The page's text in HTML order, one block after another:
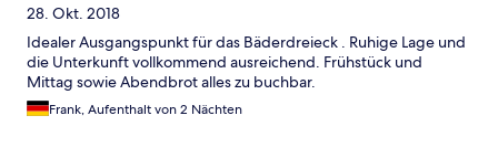
28. Okt. 2018
Idealer Ausgangspunkt für das Bäderdreieck . Ruhige Lage und
die Unterkunft vollkommend ausreichend. Frühstück und
Mittag sowie Abendbrot alles zu buchbar.
Frank, Aufenthalt von 2 Nächten